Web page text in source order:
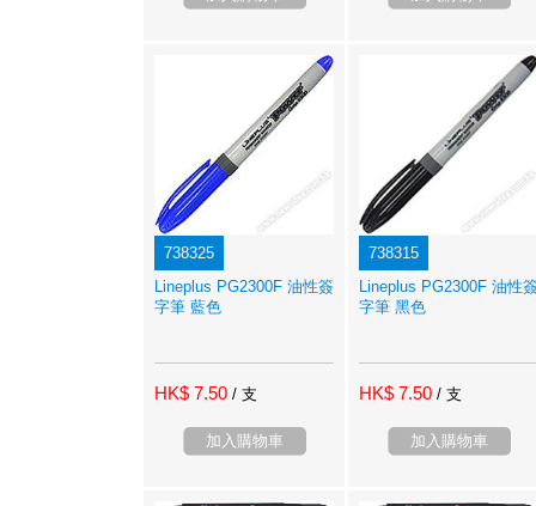
738325
Lineplus PG2300F 油性簽
字筆 藍色
HK$ 7.50 / 支
加入購物車
738315
Lineplus PG2300F 油性
字筆 黑色
HK$ 7.50 / 支
加入購物車